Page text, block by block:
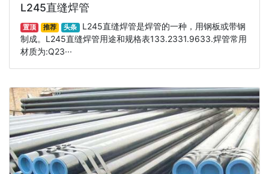
L245直缝焊管
置顶 推荐 头条 L245直缝焊管是焊管的一种，用钢板或带钢
制成。L245直缝焊管用途和规格表133.2331.9633.焊管常用
材质为:Q23···